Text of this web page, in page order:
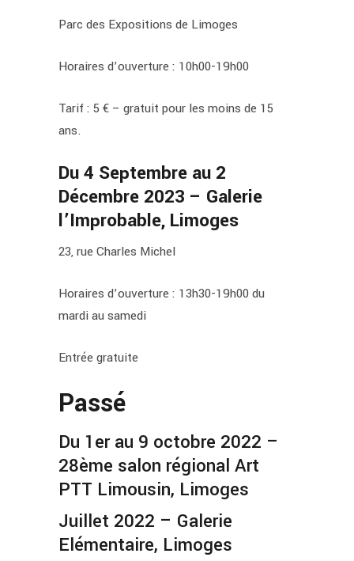
Parc des Expositions de Limoges
Horaires d’ouverture : 10h00-19h00
Tarif : 5 € – gratuit pour les moins de 15
ans.
Du 4 Septembre au 2
Décembre 2023 – Galerie
l’Improbable, Limoges
23, rue Charles Michel
Horaires d’ouverture : 13h30-19h00 du
mardi au samedi
Entrée gratuite
Passé
Du 1er au 9 octobre 2022 –
28ème salon régional Art
PTT Limousin, Limoges
Juillet 2022 – Galerie
Elémentaire, Limoges